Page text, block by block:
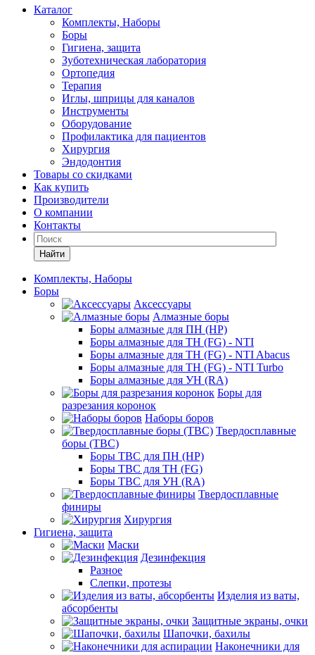
Каталог
Комплекты, Наборы
Боры
Гигиена, защита
Зуботехническая лаборатория
Ортопедия
Терапия
Иглы, шприцы для каналов
Инструменты
Оборудование
Профилактика для пациентов
Хирургия
Эндодонтия
Товары со скидками
Как купить
Производители
О компании
Контакты
Найти
Комплекты, Наборы
Боры
Аксессуары
Алмазные боры
Боры алмазные для ПН (HP)
Боры алмазные для ТН (FG) - NTI
Боры алмазные для ТН (FG) - NTI Abacus
Боры алмазные для ТН (FG) - NTI Turbo
Боры алмазные для УН (RA)
Боры для
разрезания коронок
Наборы боров
Твердосплавные
боры (ТВС)
Боры ТВС для ПН (HP)
Боры ТВС для ТН (FG)
Боры ТВС для УН (RA)
Твердосплавные
финиры
Хирургия
Гигиена, защита
Маски
Дезинфекция
Разное
Слепки, протезы
Изделия из ваты,
абсорбенты
Защитные экраны, очки
Шапочки, бахилы
Наконечники для